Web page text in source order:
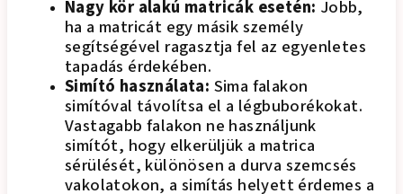
Nagy kör alakú matricák esetén: Jobb,
ha a matricát egy másik személy
segítségével ragasztja fel az egyenletes
tapadás érdekében.
Simító használata: Sima falakon
simítóval távolítsa el a légbuborékokat.
Vastagabb falakon ne használjunk
simítót, hogy elkerüljük a matrica
sérülését, különösen a durva szemcsés
vakolatokon, a simítás helyett érdemes a